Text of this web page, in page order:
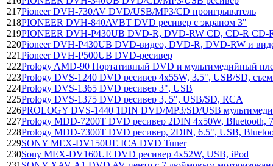
217Pioneer DVH-730AV DVD/USB/MP3/CD проигрыватель
218PIONEER DVH-840AVBT DVD ресивер с экраном 3"
219PIONEER DVH-P430UB DVD-R, DVD-RW CD, CD-R CD-
220Pioneer DVH-P430UB DVD-видео, DVD-R, DVD-RW и
221Pioneer DVH-P500UB DVD-ресивер
222Prology AMD-90 Портативный DVD и мультимедийный
223Prology DVS-1240 DVD ресивер 4х55W, 3.5", USB/SD,
224Prology DVS-1365 DVD ресивер 3", USB
225Prology DVS-1375 DVD ресивер 3, 5", USB/SD, RCA
226PROLOGY DVS-1440 1DIN DVD/MP3/SD/USB
227Prology MDD-7200T DVD ресивер 2DIN 4x50W, Вluetooth,
228Prology MDD-7300T DVD ресивер, 2DIN, 6.5", USB,
229SONY MEX-DV150UE ICA DVD Tuner
230Sony MEX-DV160UE DVD ресивер 4х52W, USB, iPod